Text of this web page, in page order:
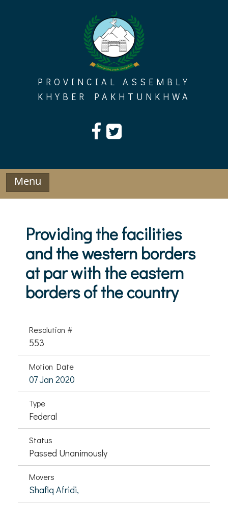
PROVINCIAL ASSEMBLY
KHYBER PAKHTUNKHWA
Menu
Providing the facilities
and the western borders
at par with the eastern
borders of the country
Resolution #
553
Motion Date
07 Jan 2020
Type
Federal
Status
Passed Unanimously
Movers
Shafiq Afridi,